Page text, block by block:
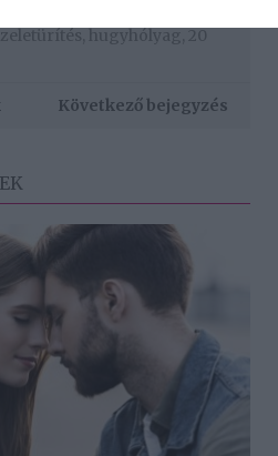
hugyhólyag
20
Következő bejegyzés